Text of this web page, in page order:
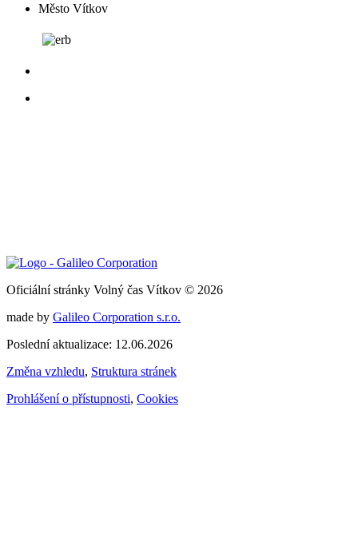
Město Vítkov
Oficiální stránky Volný čas Vítkov © 2026
made by Galileo Corporation s.r.o.
Poslední aktualizace: 12.06.2026
Změna vzhledu, Struktura stránek
Prohlášení o přístupnosti, Cookies